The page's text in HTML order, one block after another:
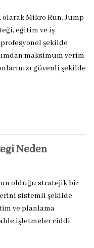
olarak Mikro Run, Jump
eğitim ve iş
şekilde
maksimum verim
güvenli şekilde
Neden
olduğu stratejik bir
sistemli şekilde
ve planlama
işletmeler ciddi